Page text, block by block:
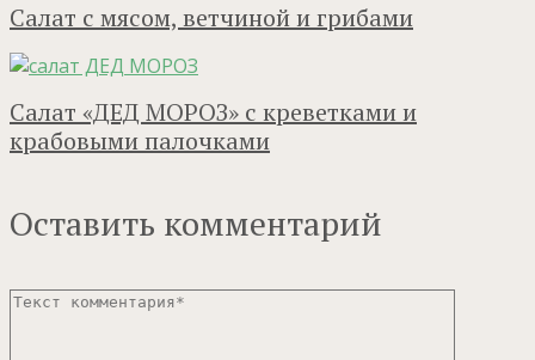
Салат с мясом, ветчиной и грибами
Салат «ДЕД МОРОЗ» с креветками и
крабовыми палочками
Оставить комментарий